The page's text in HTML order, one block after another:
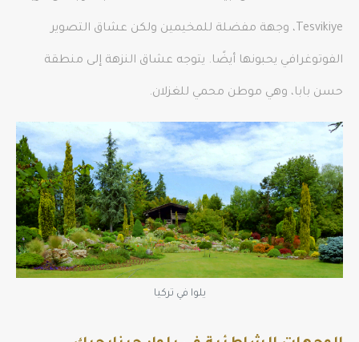
Tesvikiye، وجهة مفضلة للمخيمين ولكن عشاق التصوير
الفوتوغرافي يحبونها أيضًا. يتوجه عشاق النزهة إلى منطقة
حسن بابا، وهي موطن محمي للغزلان.
يلوا في تركيا